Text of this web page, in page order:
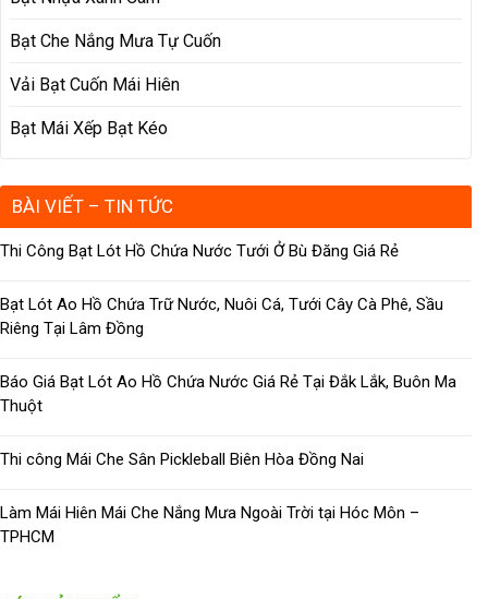
Bạt Che Nắng Mưa Tự Cuốn
Vải Bạt Cuốn Mái Hiên
Bạt Mái Xếp Bạt Kéo
BÀI VIẾT – TIN TỨC
Thi Công Bạt Lót Hồ Chứa Nước Tưới Ở Bù Đăng Giá Rẻ
Bạt Lót Ao Hồ Chứa Trữ Nước, Nuôi Cá, Tưới Cây Cà Phê, Sầu
Riêng Tại Lâm Đồng
Báo Giá Bạt Lót Ao Hồ Chứa Nước Giá Rẻ Tại Đắk Lắk, Buôn Ma
Thuột
Thi công Mái Che Sân Pickleball Biên Hòa Đồng Nai
Làm Mái Hiên Mái Che Nắng Mưa Ngoài Trời tại Hóc Môn –
TPHCM